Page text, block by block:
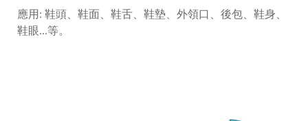
應用: 鞋頭、鞋面、鞋舌、鞋墊、外領口、後包、鞋身、
鞋眼...等。